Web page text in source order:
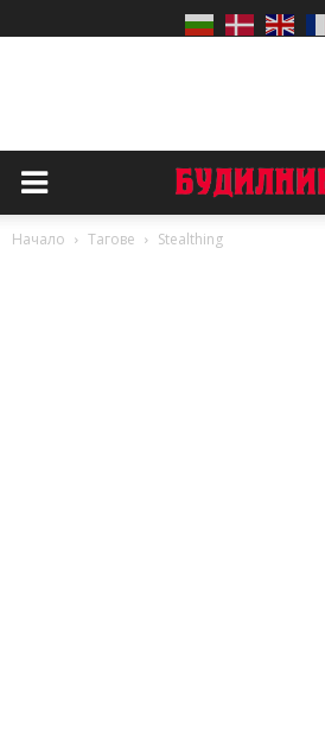
Начало Тагове Stealthing